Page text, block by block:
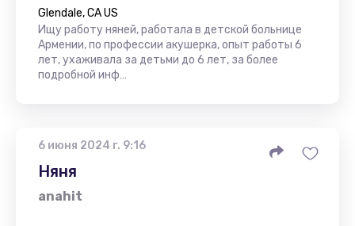
Glendale, CA US
Ищу работу няней, работала в детской больнице
Армении, по профессии акушерка, опыт работы 6
лет, ухаживала за детьми до 6 лет, за более
подробной инф…
6 июня 2024 г. 9:16
Няня
anahit